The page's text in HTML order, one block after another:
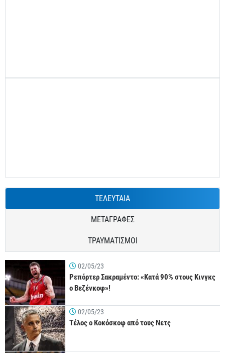
ΤΕΛΕΥΤΑΙΑ
ΜΕΤΑΓΡΑΦΕΣ
ΤΡΑΥΜΑΤΙΣΜΟΙ
02/05/23
Ρεπόρτερ Σακραμέντο: «Κατά 90% στους Κινγκς
ο Βεζένκοφ»!
02/05/23
Τέλος ο Κοκόσκοφ από τους Νετς